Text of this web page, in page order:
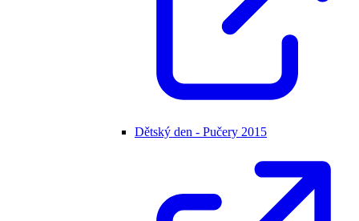
Dětský den - Pučery 2015